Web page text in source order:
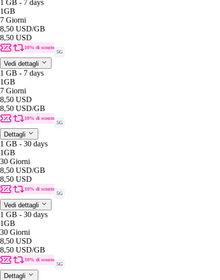
1 GB - 7 days
1GB
7 Giorni
8,50 USD/GB
8,50 USD
10% di sconto
5G
Vedi dettagli
1 GB - 7 days
1GB
7 Giorni
8,50 USD
8,50 USD/GB
10% di sconto
5G
Dettagli
1 GB - 30 days
1GB
30 Giorni
8,50 USD/GB
8,50 USD
10% di sconto
5G
Vedi dettagli
1 GB - 30 days
1GB
30 Giorni
8,50 USD
8,50 USD/GB
10% di sconto
5G
Dettagli